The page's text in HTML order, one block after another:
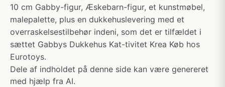
10 cm Gabby-figur, Æskebarn-figur, et kunstmøbel,
malepalette, plus en dukkehuslevering med et
overraskelsestilbehør indeni, som det er tilfældet i
sættet Gabbys Dukkehus Kat-tivitet Krea Køb hos
Eurotoys.
Dele af indholdet på denne side kan være genereret
med hjælp fra AI.